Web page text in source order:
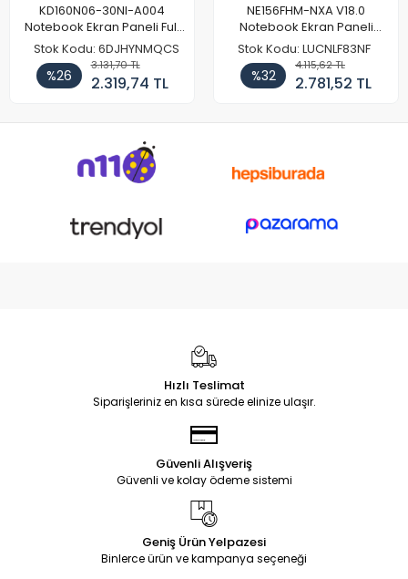
KD160N06-30NI-A004
Notebook Ekran Paneli Full
HD
Stok Kodu: 6DJHYNMQCS
%26
3.131,70 TL
2.319,74 TL
NE156FHM-NXA V18.0
Notebook Ekran Paneli
144Hz
Stok Kodu: LUCNLF83NF
%32
4.115,62 TL
2.781,52 TL
Hızlı Teslimat
Siparişleriniz en kısa sürede elinize ulaşır.
Güvenli Alışveriş
Güvenli ve kolay ödeme sistemi
Geniş Ürün Yelpazesi
Binlerce ürün ve kampanya seçeneği